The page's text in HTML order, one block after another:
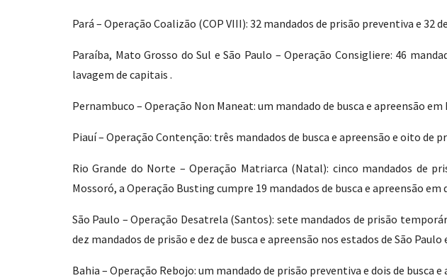
Pará – Operação Coalizão (COP VIII): 32 mandados de prisão preventiva e 32
Paraíba, Mato Grosso do Sul e São Paulo – Operação Consigliere: 46
lavagem de capitais .
Pernambuco – Operação Non Maneat: um mandado de busca e apreensão
Piauí – Operação Contenção: três mandados de busca e apreensão e oito de
Rio Grande do Norte – Operação Matriarca (Natal): cinco mandados de
Mossoró, a Operação Busting cumpre 19 mandados de busca e apreensão
São Paulo – Operação Desatrela (Santos): sete mandados de prisão
dez mandados de prisão e dez de busca e apreensão nos estados de São
Bahia – Operação Rebojo: um mandado de prisão preventiva e dois de busca